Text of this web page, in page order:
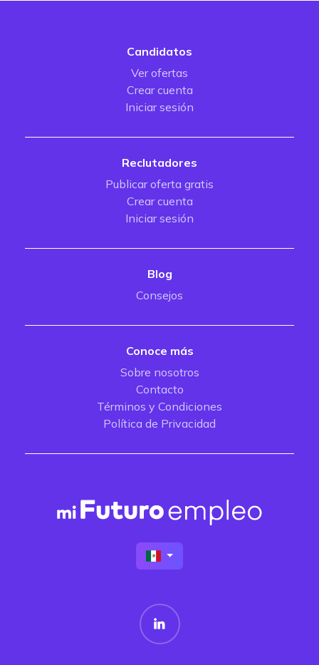
Candidatos
Ver ofertas
Crear cuenta
Iniciar sesión
Reclutadores
Publicar oferta gratis
Crear cuenta
Iniciar sesión
Blog
Consejos
Conoce más
Sobre nosotros
Contacto
Términos y Condiciones
Política de Privacidad